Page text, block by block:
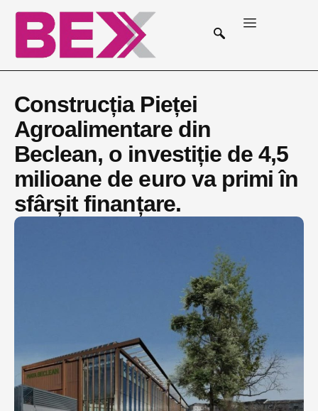
Construcția Pieței
Agroalimentare din
Beclean, o investiție de 4,5
milioane de euro va primi în
sfârșit finanțare.